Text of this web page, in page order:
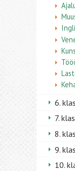
6.
7.
8.
9.
10.